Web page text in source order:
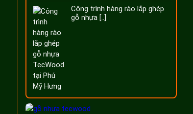
Công trình hàng rào lắp ghép
gỗ nhựa [..]